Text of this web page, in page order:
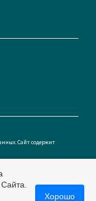
Сайт содержит
Хорошо